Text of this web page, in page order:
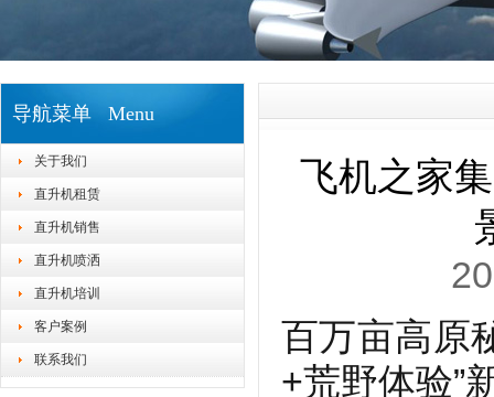
导航菜单 Menu
关于我们
直升机租赁
直升机销售
直升机喷洒
直升机培训
客户案例
联系我们
飞机之家
百万亩高原
+荒野体验”